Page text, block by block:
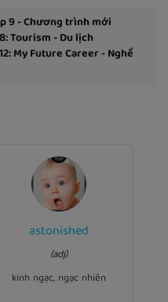
9 - Chương trình mới
Tourism - Du lịch
My Future Career - Nghề
astonished
(adj)
kinh ngạc, ngạc nhiên
Ví dụ:
She seemed astonished I
had never been to Paris.